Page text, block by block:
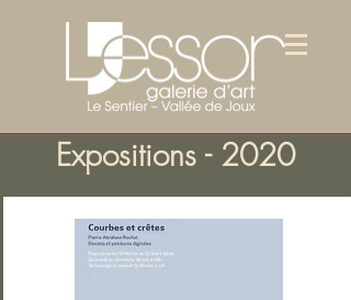
Expositions - 2020